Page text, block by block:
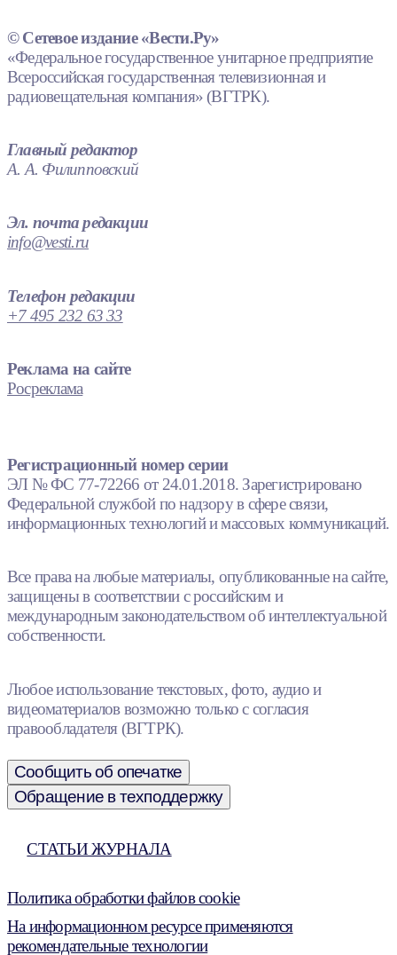
© Сетевое издание «Вести.Ру»
«Федеральное государственное унитарное предприятие
Всероссийская государственная телевизионная и
радиовещательная компания» (ВГТРК).
Главный редактор
А. А. Филипповский
Эл. почта редакции
info@vesti.ru
Телефон редакции
+7 495 232 63 33
Реклама на сайте
Росреклама
Регистрационный номер серии
ЭЛ № ФС 77-72266 от 24.01.2018. Зарегистрировано
Федеральной службой по надзору в сфере связи,
информационных технологий и массовых коммуникаций.
Все права на любые материалы, опубликованные на сайте,
защищены в соответствии с российским и
международным законодательством об интеллектуальной
собственности.
Любое использование текстовых, фото, аудио и
видеоматериалов возможно только с согласия
правообладателя (ВГТРК).
Сообщить об опечатке
Обращение в техподдержку
СТАТЬИ ЖУРНАЛА
Политика обработки файлов cookie
На информационном ресурсе применяются
рекомендательные технологии